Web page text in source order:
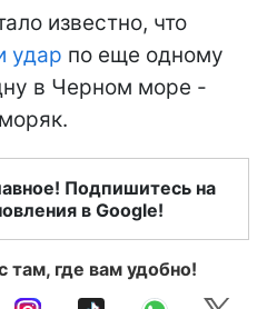
известно, что
удар по еще одному
в Черном море -
Подпишитесь на
в Google!
там, где вам удобно!